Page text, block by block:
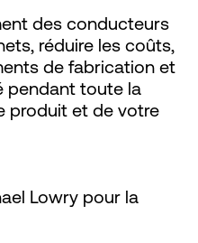
des conducteurs
réduire les coûts,
de fabrication et
pendant toute la
produit et de votre
Lowry pour la